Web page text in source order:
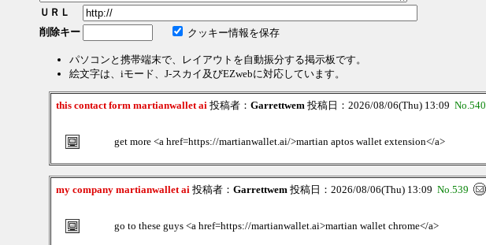
ＵＲＬ
削除キー
クッキー情報を保存
パソコンと携帯端末で、レイアウトを自動振分する掲示板です。
絵文字は、iモード、J-スカイ及びEZwebに対応しています。
this contact form martianwallet ai投稿者： Garrettwem投稿日：2026/08/06(Thu) 13:09 No.540
get more <a href=https://martianwallet.ai/>martian aptos wallet extension</a>
my company martianwallet ai投稿者： Garrettwem投稿日：2026/08/06(Thu) 13:09 No.539
go to these guys <a href=https://martianwallet.ai>martian wallet chrome</a>